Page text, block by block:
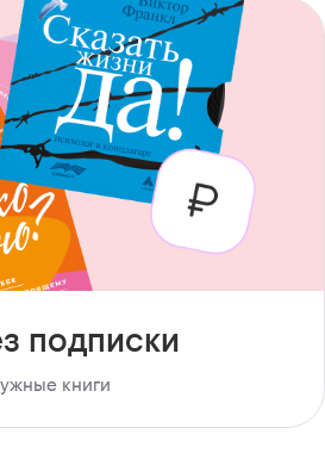
подписки
книги